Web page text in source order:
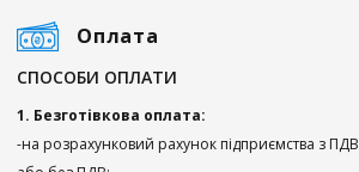
Оплата
СПОСОБИ ОПЛАТИ
1. Безготівкова оплата:
-на розрахунковий рахунок підприємства з ПДВ